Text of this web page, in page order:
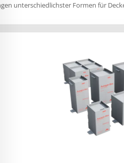
unterschiedlichster Formen für